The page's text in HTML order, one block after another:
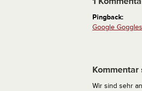
Pingback:
Google
Wir sind sehr